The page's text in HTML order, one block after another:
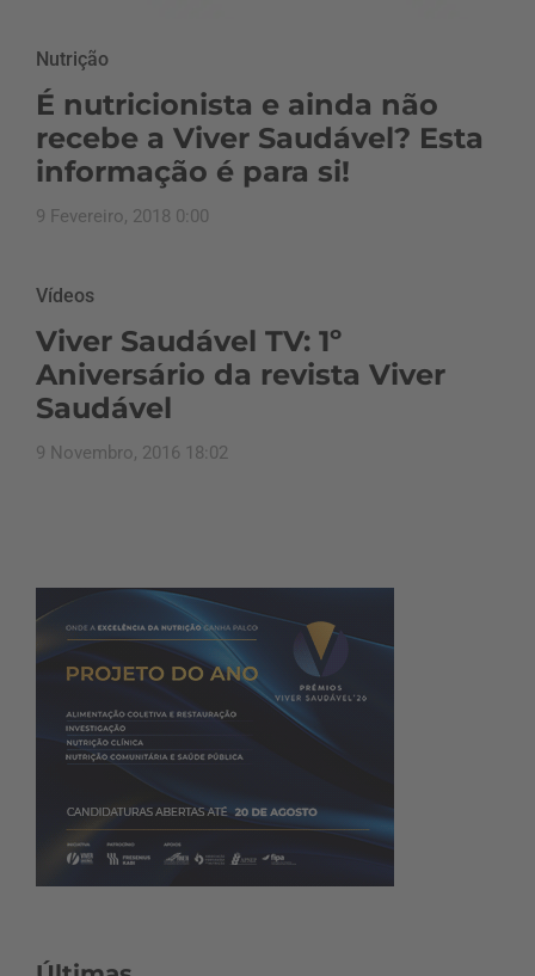
Nutrição
É nutricionista e ainda não
recebe a Viver Saudável? Esta
informação é para si!
9 Fevereiro, 2018 0:00
Vídeos
Viver Saudável TV: 1º
Aniversário da revista Viver
Saudável
9 Novembro, 2016 18:02